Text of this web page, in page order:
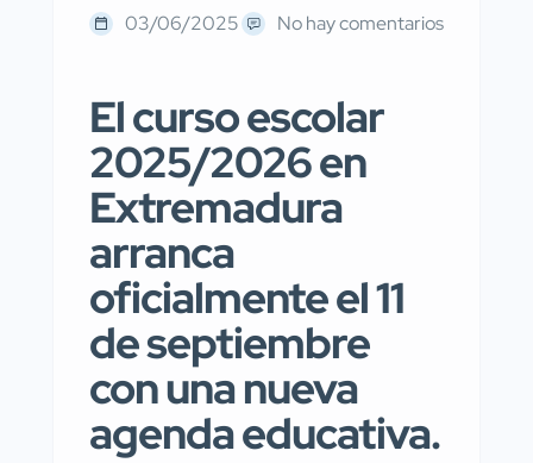
03/06/2025 No hay comentarios
El curso escolar
2025/2026 en
Extremadura
arranca
oficialmente el 11
de septiembre
con una nueva
agenda educativa.